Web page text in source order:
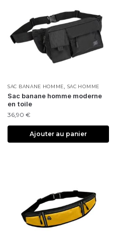
SAC BANANE HOMME SAC HOMME
Sac banane homme moderne
en toile
36,90 €
Ajouter au panier